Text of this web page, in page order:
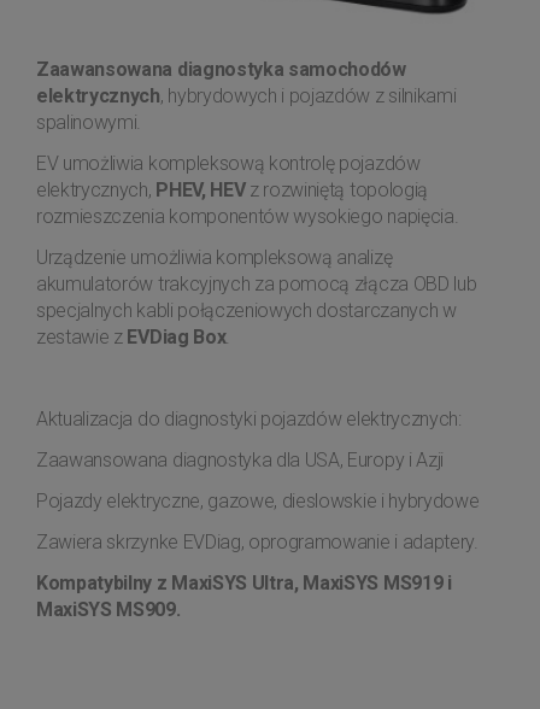
Zaawansowana diagnostyka samochodów
elektrycznych, hybrydowych i pojazdów z silnikami
spalinowymi.
EV umożliwia kompleksową kontrolę pojazdów
elektrycznych, PHEV, HEVz rozwiniętą topologią
rozmieszczenia komponentów wysokiego napięcia.
Urządzenie umożliwia kompleksową analizę
akumulatorów trakcyjnych za pomocą złącza OBD lub
specjalnych kabli połączeniowych dostarczanych w
zestawie zEVDiag Box.
Aktualizacja do diagnostyki pojazdów elektrycznych:
Zaawansowana diagnostyka dla USA, Europy i Azji
Pojazdy elektryczne, gazowe, dieslowskie i hybrydowe
Zawiera skrzynke EVDiag, oprogramowanie i adaptery.
Kompatybilny z MaxiSYS Ultra, MaxiSYS MS919 i
MaxiSYS MS909.